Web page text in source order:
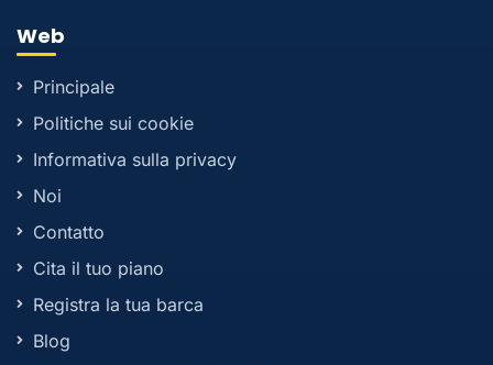
Web
Principale
Politiche sui cookie
Informativa sulla privacy
Noi
Contatto
Cita il tuo piano
Registra la tua barca
Blog